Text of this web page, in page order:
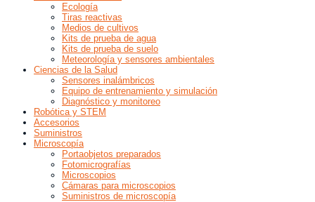
Ecología
Tiras reactivas
Medios de cultivos
Kits de prueba de agua
Kits de prueba de suelo
Meteorología y sensores ambientales
Ciencias de la Salud
Sensores inalámbricos
Equipo de entrenamiento y simulación
Diagnóstico y monitoreo
Robótica y STEM
Accesorios
Suministros
Microscopía
Portaobjetos preparados
Fotomicrografías
Microscopios
Cámaras para microscopios
Suministros de microscopía